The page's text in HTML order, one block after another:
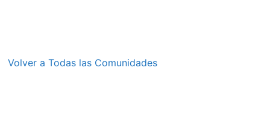
Volver a Todas las Comunidades